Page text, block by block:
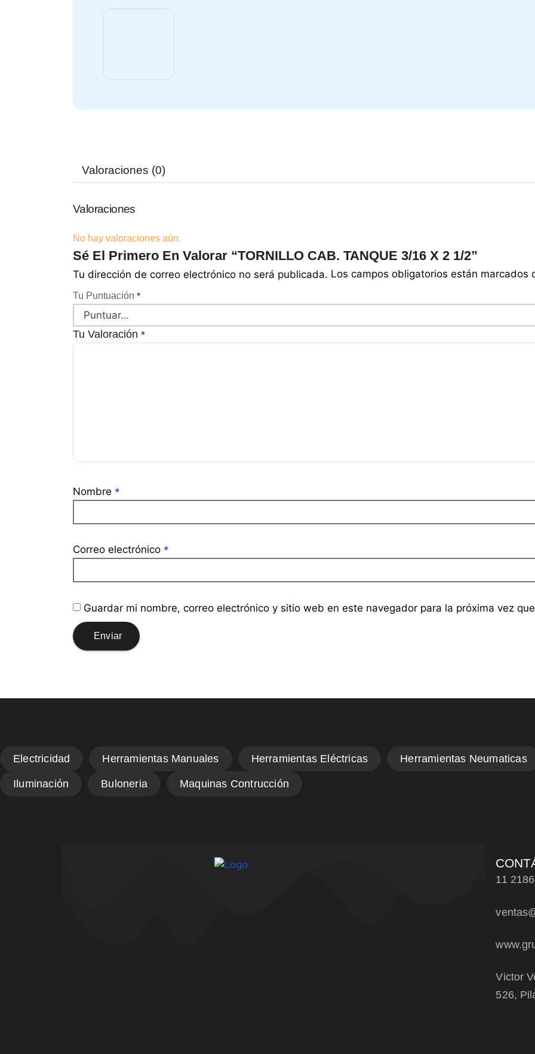
Valoraciones (0)
Valoraciones
No hay valoraciones aún.
Sé El Primero En Valorar “TORNILLO CAB. TANQUE 3/16 X 2 1/2”
Tu dirección de correo electrónico no será publicada. Los campos obligatorios están marcados
Tu Puntuación *
Tu Valoración *
Nombre *
Correo electrónico *
Guardar mi nombre, correo electrónico y sitio web en este navegador para la próxima vez
11
Victor
526,